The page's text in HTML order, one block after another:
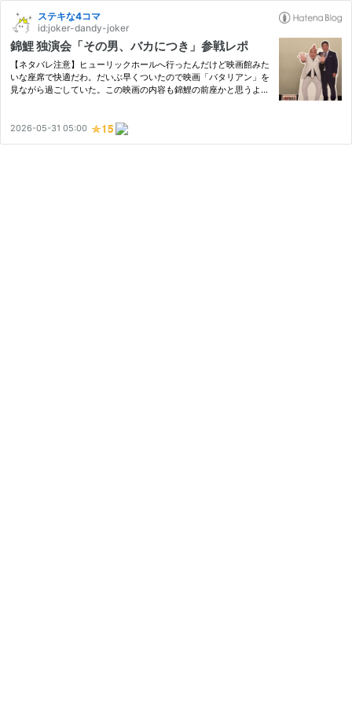
ステキな4コマ
id:joker-dandy-joker
錦鯉 独演会「その男、バカにつき」参戦レポ
【ネタバレ注意】ヒューリックホールへ行ったんだけど映画館みた
いな座席で快適だわ。だいぶ早くついたので映画「バタリアン」を
見ながら過ごしていた。この映画の内容も錦鯉の前座かと思うよう
2026-05-31 05:00